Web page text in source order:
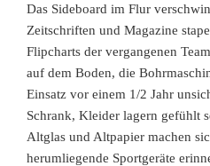
Das Sideboard im Flur
Zeitschriften und Magazine
Flipcharts der vergangenen
auf dem Boden, die
Einsatz vor einem 1/2 Jahr
Schrank, Kleider lagern gefühlt
Altglas und Altpapier machen
herumliegende Sportgeräte